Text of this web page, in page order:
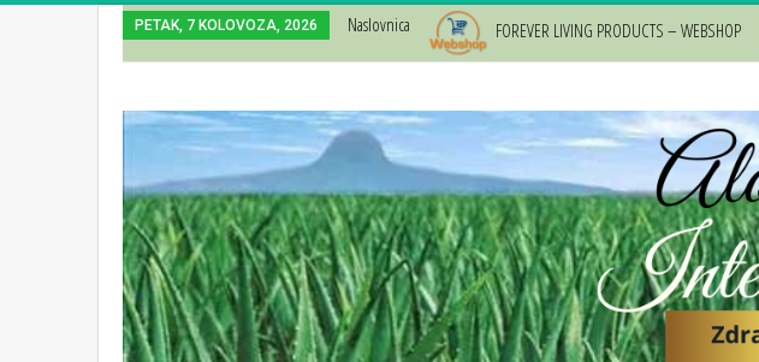
PETAK, 7 KOLOVOZA, 2026 Naslovnica FOREVER LIVING PRODUCTS – WEBSHOP